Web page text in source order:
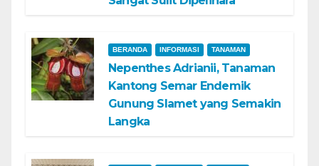
BERANDA INFORMASI TANAMAN
Nepenthes Adrianii, Tanaman
Kantong Semar Endemik
Gunung Slamet yang Semakin
Langka